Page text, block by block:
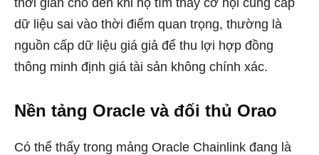
thời gian cho đến khi họ tìm thấy cơ hội cung cấp
dữ liệu sai vào thời điểm quan trọng, thường là
nguồn cấp dữ liệu giá giả để thu lợi hợp đồng
thông minh định giá tài sản không chính xác.
Nền tảng Oracle và đối thủ Orao
Có thể thấy trong mảng Oracle Chainlink đang là